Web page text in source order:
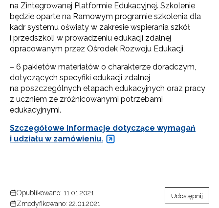
na Zintegrowanej Platformie Edukacyjnej. Szkolenie
będzie oparte na Ramowym programie szkolenia dla
kadr systemu oświaty w zakresie wspierania szkół
i przedszkoli w prowadzeniu edukacji zdalnej
opracowanym przez Ośrodek Rozwoju Edukacji,
– 6 pakietów materiałów o charakterze doradczym,
dotyczących specyfiki edukacji zdalnej
na poszczególnych etapach edukacyjnych oraz pracy
z uczniem ze zróżnicowanymi potrzebami
edukacyjnymi.
Szczegółowe informacje dotyczące wymagań
i udziału w zamówieniu.
Opublikowano: 11.01.2021
Zmodyfikowano: 22.01.2021
Udostępnij